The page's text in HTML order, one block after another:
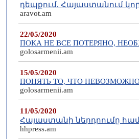
դեպքում. Հայաստանում
aravot.am
22/05/2020
ПОКА НЕ ВСЕ ПОТЕРЯНО,
golosarmenii.am
15/05/2020
ПОНЯТЬ ТО, ЧТО
golosarmenii.am
11/05/2020
Հայաստանի ներդրումը
hhpress.am